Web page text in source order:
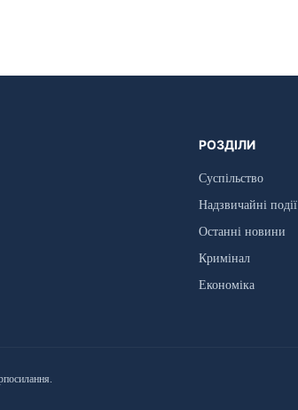
РОЗДІЛИ
Суспільство
Надзвичайні події
Останні новини
Кримінал
Економіка